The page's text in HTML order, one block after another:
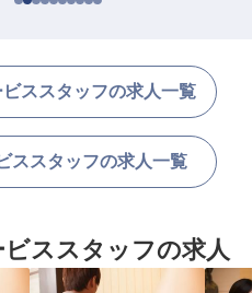
ススタッフの求人一覧
ススタッフの求人一覧
ススタッフの求人